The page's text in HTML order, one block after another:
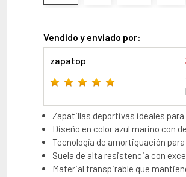
Vendido y enviado por:
zapatop
Zapatillas deportivas ideales
Diseño en color azul marino con
Tecnología de amortiguación
Suela de alta resistencia con
Material transpirable que